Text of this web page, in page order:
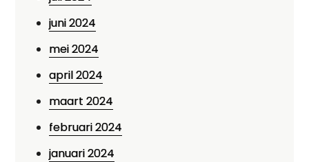
juni 2024
mei 2024
april 2024
maart 2024
februari 2024
januari 2024